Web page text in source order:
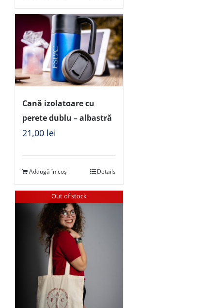
Cană izolatoare cu
perete dublu – albastră
21,00 lei
Adaugă în coș Details
Out of stock